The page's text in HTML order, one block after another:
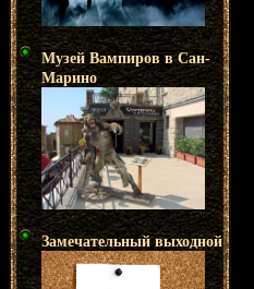
Музей Вампиров в Сан-
Марино
Замечательный выходной